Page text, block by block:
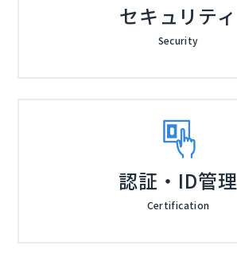
セキュリティ
Security
認証・ID管理
Certification